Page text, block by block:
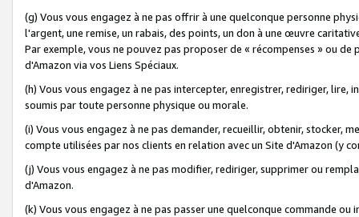
(g) Vous vous engagez à ne pas offrir à une quelconque personne
l'argent, une remise, un rabais, des points, un don à une œuvre
Par exemple, vous ne pouvez pas proposer de « récompenses » ou
d'Amazon via vos Liens Spéciaux.
(h) Vous vous engagez à ne pas intercepter, enregistrer, rediriger,
soumis par toute personne physique ou morale.
(i) Vous vous engagez à ne pas demander, recueillir, obtenir, stocker,
compte utilisées par nos clients en relation avec un Site d'Amazon (y
(j) Vous vous engagez à ne pas modifier, rediriger, supprimer ou
d'Amazon.
(k) Vous vous engagez à ne pas passer une quelconque commande